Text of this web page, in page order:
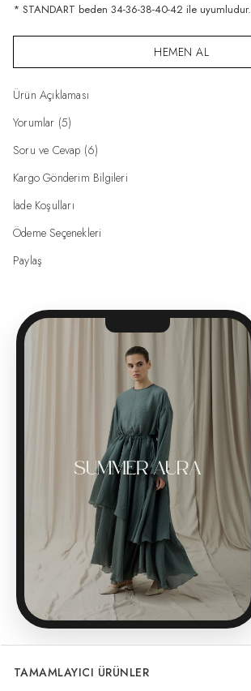
* STANDART beden 34-36-38-40-42 ile uyumludur.
HEMEN AL
Ürün Açıklaması
Yorumlar (5)
Soru ve Cevap (6)
Kargo Gönderim Bilgileri
İade Koşulları
Ödeme Seçenekleri
Paylaş
TAMAMLAYICI ÜRÜNLER